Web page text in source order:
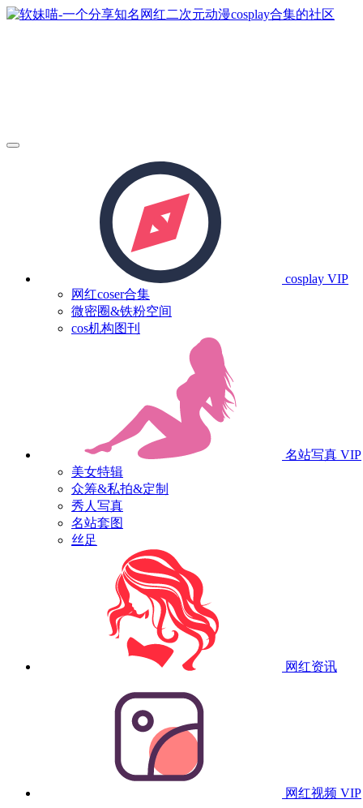
cosplay VIP
网红coser合集
微密圈&铁粉空间
cos机构图刊
名站写真 VIP
美女特辑
众筹&私拍&定制
秀人写真
名站套图
丝足
网红资讯
网红视频 VIP